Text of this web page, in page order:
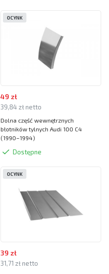
49 zł
39,84 zł netto
Dolna część wewnętrznych
błotników tylnych Audi 100 C4
(1990–1994)
Dostępne
OCYNK
39 zł
31,71 zł netto
OCYNK